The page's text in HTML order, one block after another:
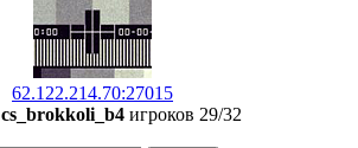
62.122.214.70:27015
cs_brokkoli_b4игроков 29/32